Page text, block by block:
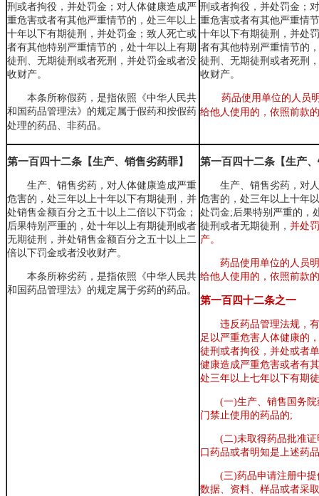
刑或者拘役，并处罚金；对人体健康造成严
重危害或者有其他严重情节的，处三年以上
十年以下有期徒刑，并处罚金；致人死亡或
者有其他特别严重情节的，处十年以上有期
徒刑、无期徒刑或者死刑，并处罚金或者没
收财产。
本条所称假药，是指依照《中华人民共
和国药品管理法》的规定属于假药和按假药
处理的药品、非药品。
刑或者拘役，并处罚金；
重危害或者有其他严重情
十年以下有期徒刑，并处
者有其他特别严重情节的
徒刑、无期徒刑或者死刑
收财产。
药品使用单位的人员
给他人使用的 ，依照前款
第一百四十二条【生产、销售劣药罪】
生产、销售劣药，对人体健康造成严重
危害的，处三年以上十年以下有期徒刑，并
处销售金额百分之五十以上二倍以下罚金；
后果特别严重的，处十年以上有期徒刑或者
无期徒刑，并处销售金额百分之五十以上二
倍以下罚金或者没收财产。
本条所称劣药，是指依照《中华人民共
和国药品管理法》的规定属于劣药的药品。
第一百四十二条【生产
生产、销售劣药 ，对
危害的 ，处三年以上十年
处罚金;后果特别严重的 ，
徒刑或者无期徒刑 ，并处
产。
药品使用单位的人员
给他人使用的 ，依照前款
第一百四十二条之一
违反药品管理法规，
足以严重危害人体健康的
徒刑或者拘役，并处或者
健康造成严重危害或者有
处三年以上七年以下有期
(一)生产、销售国务
门禁止使用的药品的;
(二)未取得药品批准
口药品或者明知是上述药
(三)药品申请注册中
数据、资料、样品或者采